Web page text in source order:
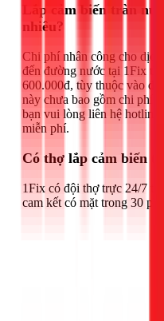
Lắp cảm biến tràn
nhiêu?
Chi phí nhân công cho
đến đường nước tại 1Fix
600.000đ, tùy thuộc vào
này chưa bao gồm chi phí
bạn vui lòng liên hệ hotline
miễn phí.
Có thợ lắp cảm biến
1Fix có đội thợ trực 24/7
cam kết có mặt trong 30